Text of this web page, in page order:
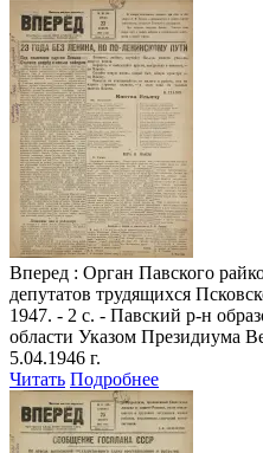
Вперед : Орган Павского
депутатов трудящихся
1947. - 2 с. - Павский р-н
области Указом Президиума
5.04.1946 г.
Читать Подробнее